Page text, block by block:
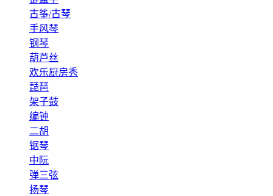
古筝/古琴
手风琴
钢琴
葫芦丝
欢乐厨房秀
琵琶
架子鼓
编钟
二胡
锯琴
中阮
弹三弦
扬琴